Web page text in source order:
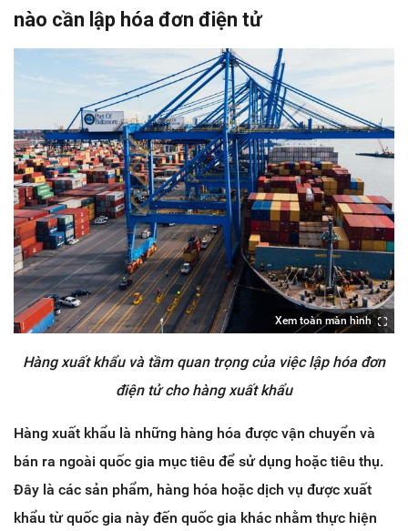
nào cần lập hóa đơn điện tử
Xem toàn màn hình
Hàng xuất khẩu và tầm quan trọng của việc lập hóa đơn
điện tử cho hàng xuất khẩu
Hàng xuất khẩu là những hàng hóa được vận chuyển và
bán ra ngoài quốc gia mục tiêu để sử dụng hoặc tiêu thụ.
Đây là các sản phẩm, hàng hóa hoặc dịch vụ được xuất
khẩu từ quốc gia này đến quốc gia khác nhằm thực hiện